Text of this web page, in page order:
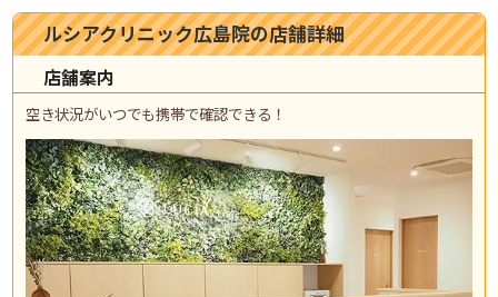
ルシアクリニック広島院の店舗詳細
店舗案内
空き状況がいつでも携帯で確認できる！